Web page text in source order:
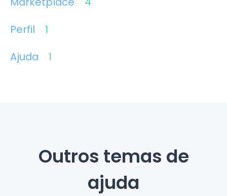
Perfil
1
Ajuda
1
Outros temas de
ajuda